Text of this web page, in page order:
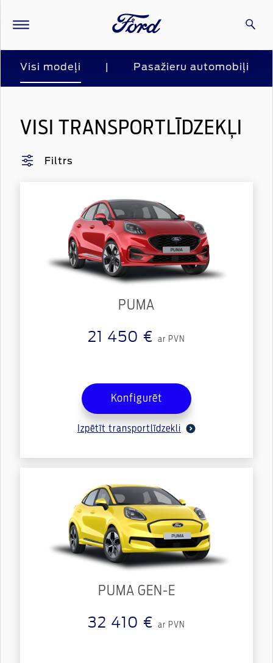
Visi modeļi Pasažieru automobiļi
VISI TRANSPORTLĪDZEKĻI
Filtrs
PUMA
21 450 € ar PVN
Konfigurēt
Izpētīt transportlīdzekli
PUMA GEN-E
32 410 € ar PVN